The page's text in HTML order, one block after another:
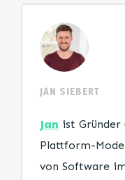
JAN SIEBERT
Jan ist
Plattform-
von Software